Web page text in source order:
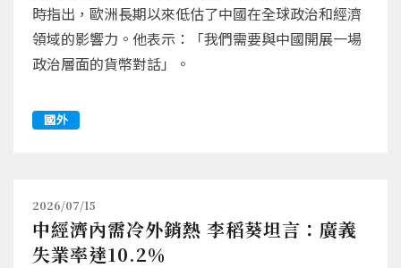
時指出，歐洲長期以來低估了中國在全球政治和經濟
領域的影響力。他表示：「我們需要與中國開展一場
政治層面的貨幣對話」。
國外
2026/07/15
中經濟內需冷外銷熱 李稻葵坦言：廣義
失業率達10.2％